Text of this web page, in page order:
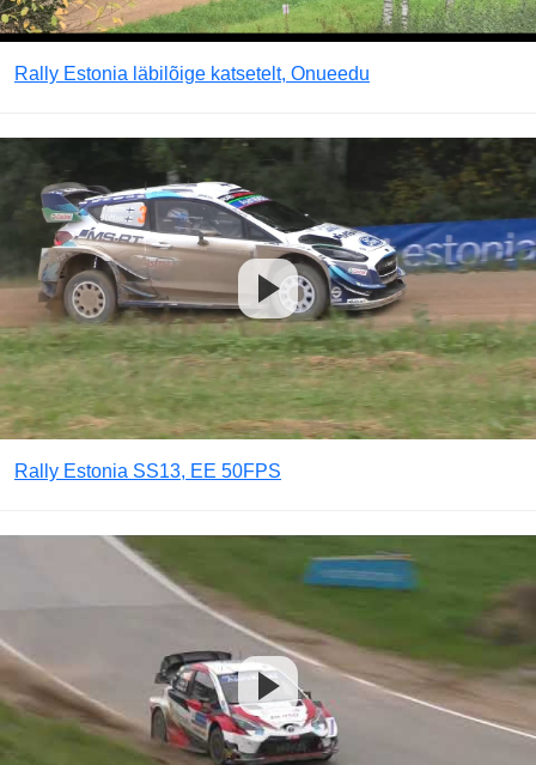
Rally Estonia läbilõige katsetelt, Onueedu
Rally Estonia SS13, EE 50FPS